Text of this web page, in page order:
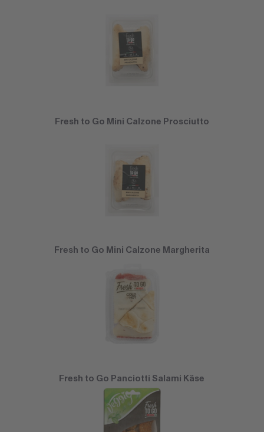
Fresh to Go Mini Calzone Prosciutto
Fresh to Go Mini Calzone Margherita
Fresh to Go Panciotti Salami Käse